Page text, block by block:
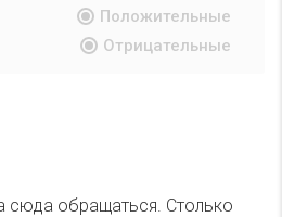
Положительные
Отрицательные
сюда обращаться. Столько